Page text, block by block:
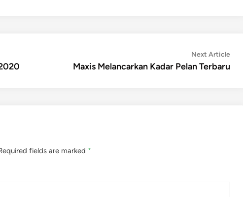
Next ArticleNext
Maxis Melancarkan Kadar Pelan Terbaru
fields are marked *